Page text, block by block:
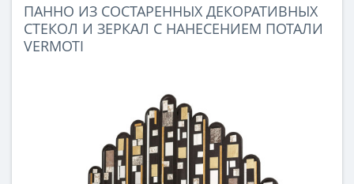
ПАННО ИЗ СОСТАРЕННЫХ ДЕКОРАТИВНЫХ
СТЕКОЛ И ЗЕРКАЛ С НАНЕСЕНИЕМ ПОТАЛИ
VERMOTI